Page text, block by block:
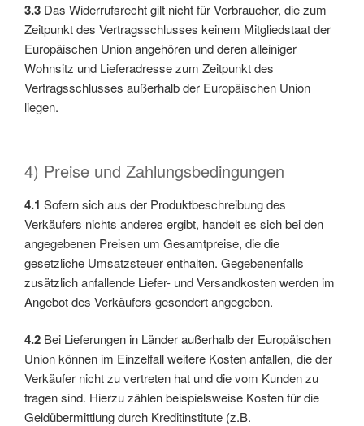
3.3 Das Widerrufsrecht gilt nicht für Verbraucher, die zum
Zeitpunkt des Vertragsschlusses keinem Mitgliedstaat der
Europäischen Union angehören und deren alleiniger
Wohnsitz und Lieferadresse zum Zeitpunkt des
Vertragsschlusses außerhalb der Europäischen Union
liegen.
4) Preise und Zahlungsbedingungen
4.1 Sofern sich aus der Produktbeschreibung des
Verkäufers nichts anderes ergibt, handelt es sich bei den
angegebenen Preisen um Gesamtpreise, die die
gesetzliche Umsatzsteuer enthalten. Gegebenenfalls
zusätzlich anfallende Liefer- und Versandkosten werden im
Angebot des Verkäufers gesondert angegeben.
4.2 Bei Lieferungen in Länder außerhalb der Europäischen
Union können im Einzelfall weitere Kosten anfallen, die der
Verkäufer nicht zu vertreten hat und die vom Kunden zu
tragen sind. Hierzu zählen beispielsweise Kosten für die
Geldübermittlung durch Kreditinstitute (z.B.